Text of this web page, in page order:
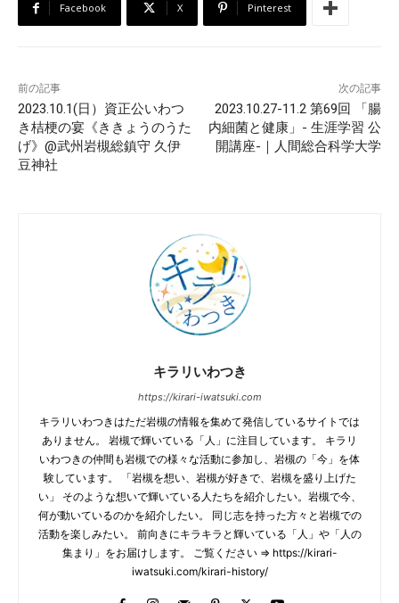
Facebook X Pinterest
前の記事
2023.10.1(日）資正公いわつ
き桔梗の宴《ききょうのうた
げ》@武州岩槻総鎮守 久伊
豆神社
次の記事
2023.10.27-11.2 第69回 「腸
内細菌と健康」- 生涯学習 公
開講座-｜人間総合科学大学
キラリいわつき
https://kirari-iwatsuki.com
キラリいわつきはただ岩槻の情報を集めて発信しているサイトでは
ありません。 岩槻で輝いている「人」に注目しています。 キラリ
いわつきの仲間も岩槻での様々な活動に参加し、岩槻の「今」を体
験しています。 「岩槻を想い、岩槻が好きで、岩槻を盛り上げた
い」 そのような想いで輝いている人たちを紹介したい。岩槻で今、
何が動いているのかを紹介したい。 同じ志を持った方々と岩槻での
活動を楽しみたい。 前向きにキラキラと輝いている「人」や「人の
集まり」をお届けします。 ご覧ください ⇒ https://kirari-
iwatsuki.com/kirari-history/